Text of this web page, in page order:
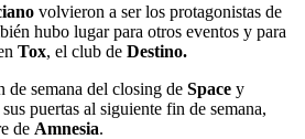
volvieron a ser los protagonistas de
hubo lugar para otros eventos y para
Tox, el club de Destino.
de semana del closing de Space y
puertas al siguiente fin de semana,
de Amnesia.